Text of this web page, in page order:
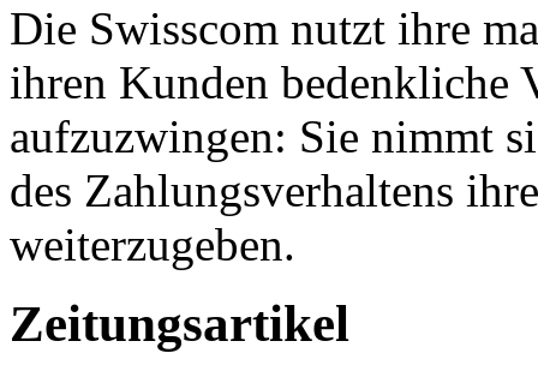
Die Swisscom nutzt ihre
ihren Kunden bedenkliche
aufzuzwingen: Sie nimmt
des Zahlungsverhaltens
weiterzugeben.
Zeitungsartikel